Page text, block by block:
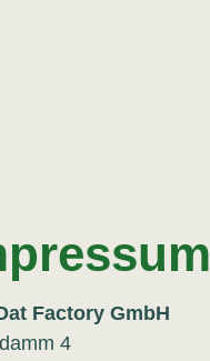
Factory GmbH
4